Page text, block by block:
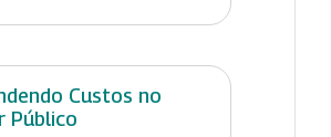
Custos no
Público